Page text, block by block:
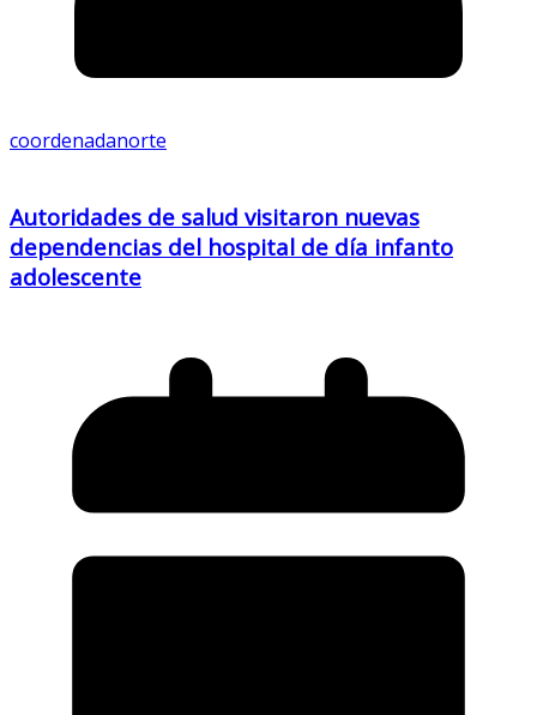
coordenadanorte
Autoridades de salud visitaron nuevas
dependencias del hospital de día infanto
adolescente